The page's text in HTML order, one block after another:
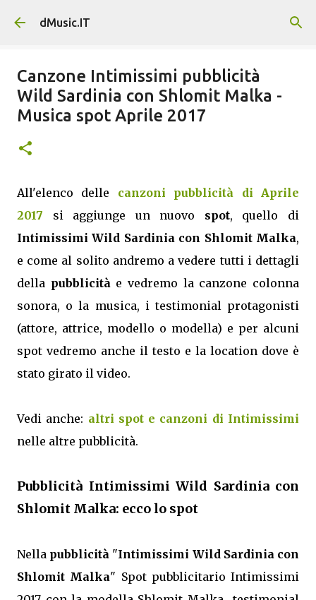
Passa ai contenuti principali
dMusic.IT
Canzone Intimissimi pubblicità
Wild Sardinia con Shlomit Malka -
Musica spot Aprile 2017
All'elenco delle canzoni pubblicità di Aprile
2017 si aggiunge un nuovo spot, quello di
Intimissimi Wild Sardinia con Shlomit Malka,
e come al solito andremo a vedere tutti i dettagli
della pubblicitàe vedremo la canzone colonna
sonora, o la musica, i testimonial protagonisti
(attore, attrice, modello o modella) e per alcuni
spot vedremo anche il testo e la location dove è
stato girato il video.
Vedi anche: altri spot e canzoni di Intimissimi
nelle altre pubblicità.
Pubblicità Intimissimi Wild Sardinia con
Shlomit Malka: ecco lo spot
Nella pubblicità "Intimissimi Wild Sardinia con
Shlomit Malka" Spot pubblicitario Intimissimi